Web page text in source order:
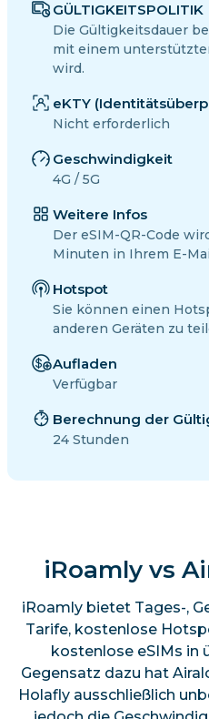
GÜLTIGKEITSPOLITIK
Die Gültigkeitsdauer
mit einem
wird.
eKTY
Nicht erforderlich
Geschwindigkeit
4G / 5G
Weitere Infos
Der eSIM-QR-Code
Minuten in Ihrem E-
Hotspot
Sie können einen
anderen Geräten zu
Aufladen
Verfügbar
Berechnung der
24 Stunden
iRoamly vs
iRoamly bietet Tages-,
Tarife, kostenlose
kostenlose eSIMs in
Gegensatz dazu hat
Holafly ausschließlich